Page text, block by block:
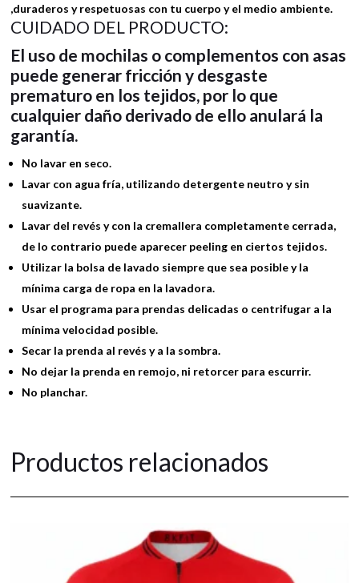
,duraderos y respetuosas con tu cuerpo y el medio ambiente.
CUIDADO DEL PRODUCTO:
El uso de mochilas o complementos con asas
puede generar fricción y desgaste
prematuro en los tejidos, por lo que
cualquier daño derivado de ello anulará la
garantía.
No lavar en seco.
Lavar con agua fría, utilizando detergente neutro y sin
suavizante.
Lavar del revés y con la cremallera completamente cerrada,
de lo contrario puede aparecer peeling en ciertos tejidos.
Utilizar la bolsa de lavado siempre que sea posible y la
mínima carga de ropa en la lavadora.
Usar el programa para prendas delicadas o centrifugar a la
mínima velocidad posible.
Secar la prenda al revés y a la sombra.
No dejar la prenda en remojo, ni retorcer para escurrir.
No planchar.
Productos relacionados